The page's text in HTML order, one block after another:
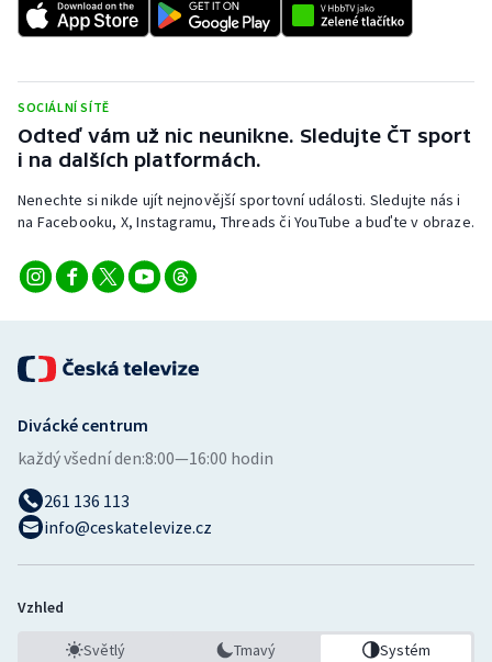
SOCIÁLNÍ SÍTĚ
Odteď vám už nic neunikne. Sledujte ČT sport
i na dalších platformách.
Nenechte si nikde ujít nejnovější sportovní události. Sledujte nás i
na Facebooku, X, Instagramu, Threads či YouTube a buďte v obraze.
Divácké centrum
každý všední den:8:00—16:00 hodin
261 136 113
info@ceskatelevize.cz
Vzhled
Světlý Tmavý Systém